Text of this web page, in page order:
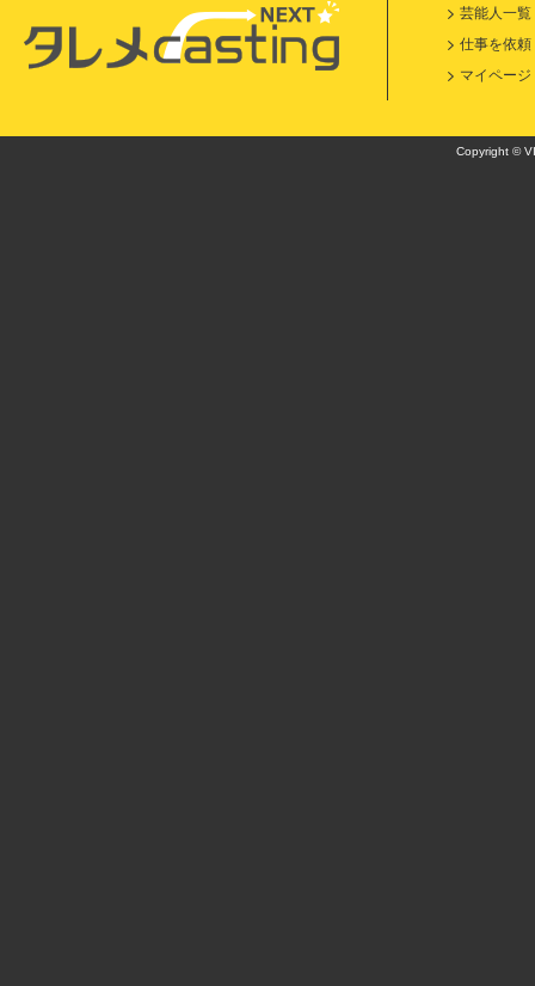
芸能人一覧
仕事を依頼
マイページ
Copyright ©